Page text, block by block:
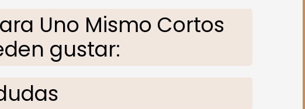
Uno Mismo Cortos
gustar: